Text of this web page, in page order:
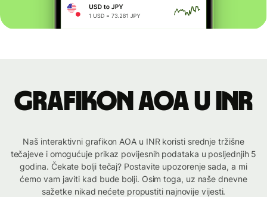
Grafikon AOA u INR
Naš interaktivni grafikon AOA u INR koristi srednje tržišne
tečajeve i omogućuje prikaz povijesnih podataka u posljednjih 5
godina. Čekate bolji tečaj? Postavite upozorenje sada, a mi
ćemo vam javiti kad bude bolji. Osim toga, uz naše dnevne
sažetke nikad nećete propustiti najnovije vijesti.